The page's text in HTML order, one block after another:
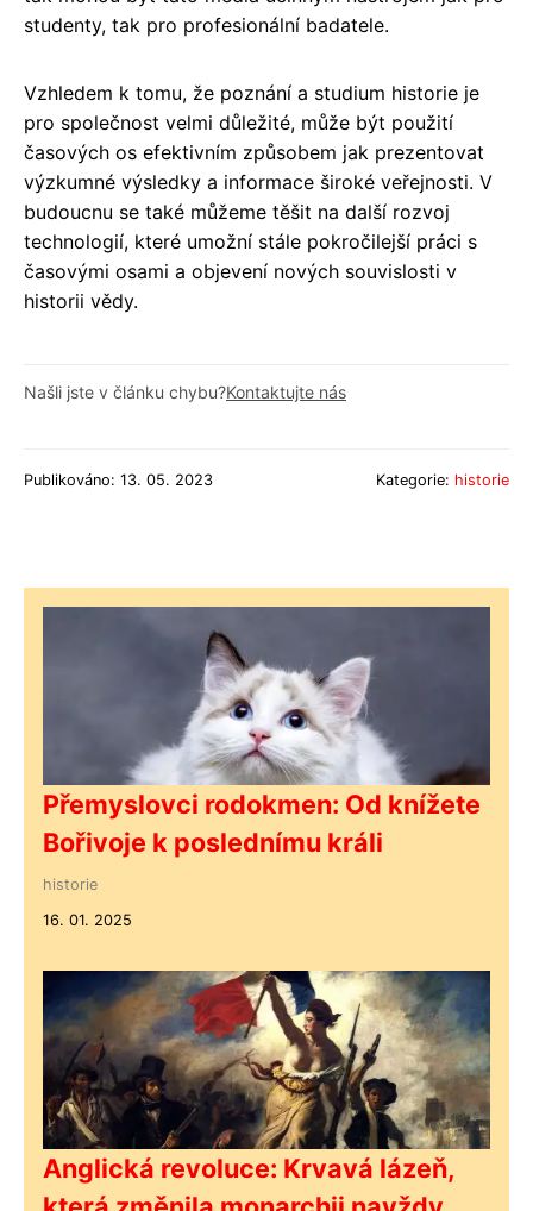
studenty, tak pro profesionální badatele.
Vzhledem k tomu, že poznání a studium historie je
pro společnost velmi důležité, může být použití
časových os efektivním způsobem jak prezentovat
výzkumné výsledky a informace široké veřejnosti. V
budoucnu se také můžeme těšit na další rozvoj
technologií, které umožní stále pokročilejší práci s
časovými osami a objevení nových souvislosti v
historii vědy.
Našli jste v článku chybu?Kontaktujte nás
Publikováno: 13. 05. 2023 Kategorie: historie
Přemyslovci rodokmen: Od knížete
Bořivoje k poslednímu králi
historie
16. 01. 2025
Anglická revoluce: Krvavá lázeň,